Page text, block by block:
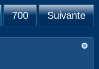
700 Suivante